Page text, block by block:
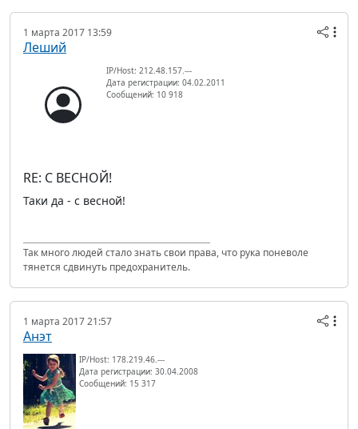
1 марта 2017 13:59
Леший
IP/Host: 212.48.157.---
Дата регистрации: 04.02.2011
Сообщений: 10 918
RE: С ВЕСНОЙ!
Таки да - с весной!
Так много людей стало знать свои права, что рука поневоле
тянется сдвинуть предохранитель.
1 марта 2017 21:57
Анэт
IP/Host: 178.219.46.---
Дата регистрации: 30.04.2008
Сообщений: 15 317